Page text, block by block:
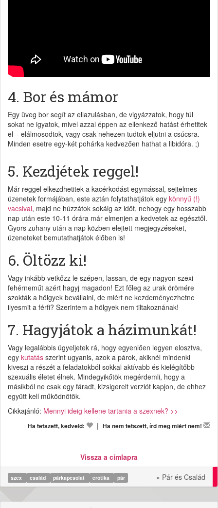
4. Bor és mámor
Egy üveg bor segít az ellazulásban, de vigyázzatok, hogy túl
sokat ne igyatok, mivel azzal éppen az ellenkező hatást érhetitek
el – elálmosodtok, vagy csak nehezen tudtok eljutni a csúcsra.
Minden esetre egy-két pohárka kedvezően hathat a libidóra. ;)
5. Kezdjétek reggel!
Már reggel elkezdhetitek a kacérkodást egymással, sejtelmes
üzenetek formájában, este aztán folytathatjátok egy könnyű (!)
vacsival, majd ne húzzátok sokáig az időt, nehogy egy hosszabb
nap után este 10-11 órára már elmenjen a kedvetek az egésztől.
Gyors zuhany után a nap közben elejtett megjegyzéseket,
üzeneteket bemutathatjátok élőben is!
6. Öltözz ki!
Vagy inkább vetkőzz le szépen, lassan, de egy nagyon szexi
fehérneműt azért hagyj magadon! Ezt főleg az urak örömére
szokták a hölgyek bevállalni, de miért ne kezdeményezhetne
ilyesmit a férfi? Szerintem a hölgyek nem tiltakoznának!
7. Hagyjátok a házimunkát!
Vagy legalábbis ügyeljetek rá, hogy egyenlően legyen elosztva,
egy kutatás szerint ugyanis, azok a párok, akiknél mindenki
kiveszi a részét a feladatokból sokkal aktívabb és kielégítőbb
szexuális életet élnek. Mindegyikőtök megérdemli, hogy a
másikból ne csak egy fáradt, kizsigerelt verziót kapjon, de ehhez
együtt kell működnötök.
Cikkajánló: Mennyi ideig kellene tartania a szexnek? >>
Ha tetszett, kedveld: | Ha nem tetszett, írd meg miért nem!
Vissza a címlapra
szex család párkapcsolat erotika pár » Pár és Család